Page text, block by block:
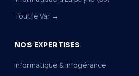
Tout le Var →
NOS EXPERTISES
Informatique & infogérance